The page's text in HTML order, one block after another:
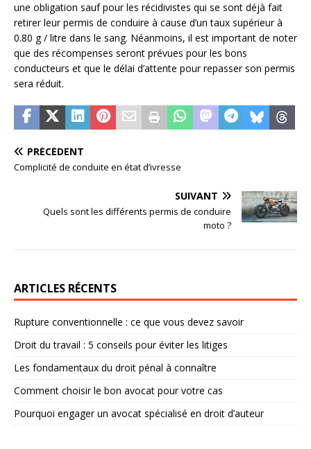
une obligation sauf pour les récidivistes qui se sont déjà fait
retirer leur permis de conduire à cause d’un taux supérieur à
0.80 g / litre dans le sang. Néanmoins, il est important de noter
que des récompenses seront prévues pour les bons
conducteurs et que le délai d’attente pour repasser son permis
sera réduit.
PRÉCÉDENT
Complicité de conduite en état d’ivresse
SUIVANT
Quels sont les différents permis de conduire
moto ?
ARTICLES RÉCENTS
Rupture conventionnelle : ce que vous devez savoir
Droit du travail : 5 conseils pour éviter les litiges
Les fondamentaux du droit pénal à connaître
Comment choisir le bon avocat pour votre cas
Pourquoi engager un avocat spécialisé en droit d’auteur